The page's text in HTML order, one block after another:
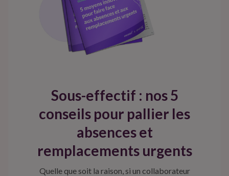
Sous-effectif : nos 5
conseils pour pallier les
absences et
remplacements urgents
Quelle que soit la raison, si un collaborateur